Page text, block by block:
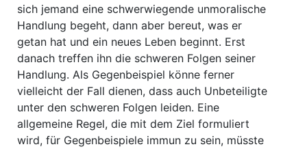
sich jemand eine schwerwiegende unmoralische
Handlung begeht, dann aber bereut, was er
getan hat und ein neues Leben beginnt. Erst
danach treffen ihn die schweren Folgen seiner
Handlung. Als Gegenbeispiel könne ferner
vielleicht der Fall dienen, dass auch Unbeteiligte
unter den schweren Folgen leiden. Eine
allgemeine Regel, die mit dem Ziel formuliert
wird, für Gegenbeispiele immun zu sein, müsste